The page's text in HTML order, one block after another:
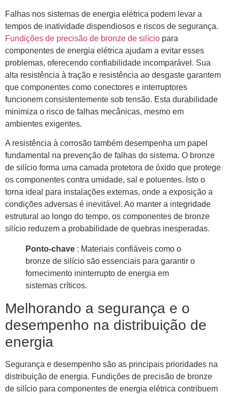
Falhas nos sistemas de energia elétrica podem levar a
tempos de inatividade dispendiosos e riscos de segurança.
Fundições de precisão de bronze de silício para
componentes de energia elétrica ajudam a evitar esses
problemas, oferecendo confiabilidade incomparável. Sua
alta resistência à tração e resistência ao desgaste garantem
que componentes como conectores e interruptores
funcionem consistentemente sob tensão. Esta durabilidade
minimiza o risco de falhas mecânicas, mesmo em
ambientes exigentes.
A resistência à corrosão também desempenha um papel
fundamental na prevenção de falhas do sistema. O bronze
de silício forma uma camada protetora de óxido que protege
os componentes contra umidade, sal e poluentes. Isto o
torna ideal para instalações externas, onde a exposição a
condições adversas é inevitável. Ao manter a integridade
estrutural ao longo do tempo, os componentes de bronze
silício reduzem a probabilidade de quebras inesperadas.
Ponto-chave : Materiais confiáveis ​​como o
bronze de silício são essenciais para garantir o
fornecimento ininterrupto de energia em
sistemas críticos.
Melhorando a segurança e o
desempenho na distribuição de
energia
Segurança e desempenho são as principais prioridades na
distribuição de energia. Fundições de precisão de bronze
de silício para componentes de energia elétrica contribuem